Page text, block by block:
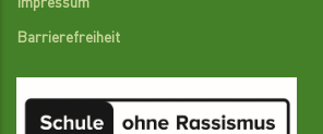
Barrierefreiheit